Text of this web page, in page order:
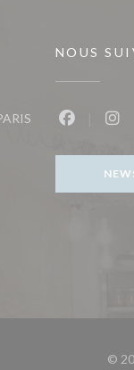
((ouvre une
NOUS
©